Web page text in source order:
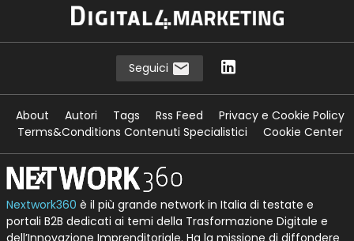
Seguici
About Autori Tags Rss Feed
Privacy e Cookie Policy
Terms&Conditions Contenuti Specialistici
Cookie Center
Nextwork360 è il più grande network in Italia di testate e
portali B2B dedicati ai temi della Trasformazione Digitale e